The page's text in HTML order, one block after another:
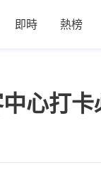
即時 熱榜
心打